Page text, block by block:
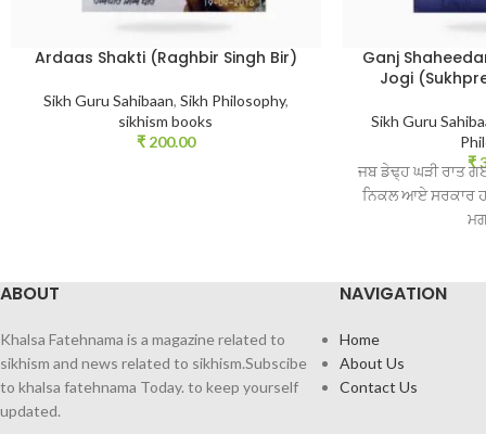
Ardaas Shakti (Raghbir Singh Bir)
Sikh Guru Sahibaan, Sikh Philosophy,
sikhism books
₹200.00
Ganj
Jogi
Sikh Guru
₹
ਜਬ ਡੇਢ੍ਹ ਘੜੀ ਰਾਤ
ਨਿਕਲ ਆਏ ਸਰਕਾਰ
ABOUT
Khalsa Fatehnama is a magazine related to
sikhism and news related to sikhism.Subscibe
to khalsa fatehnama Today. to keep yourself
updated.
NAVIGATION
Home
About Us
Contact Us